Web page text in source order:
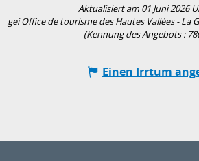
Aktualisiert am 01 Juni 2026
gei Office de tourisme des Hautes Vallées - La
(Kennung des Angebots :
Einen Irrtum